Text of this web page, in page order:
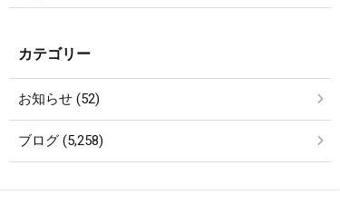
カテゴリー
お知らせ (52)
ブログ (5,258)